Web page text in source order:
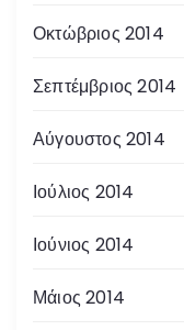
Οκτώβριος 2014
Σεπτέμβριος 2014
Αύγουστος 2014
Ιούλιος 2014
Ιούνιος 2014
Μάιος 2014